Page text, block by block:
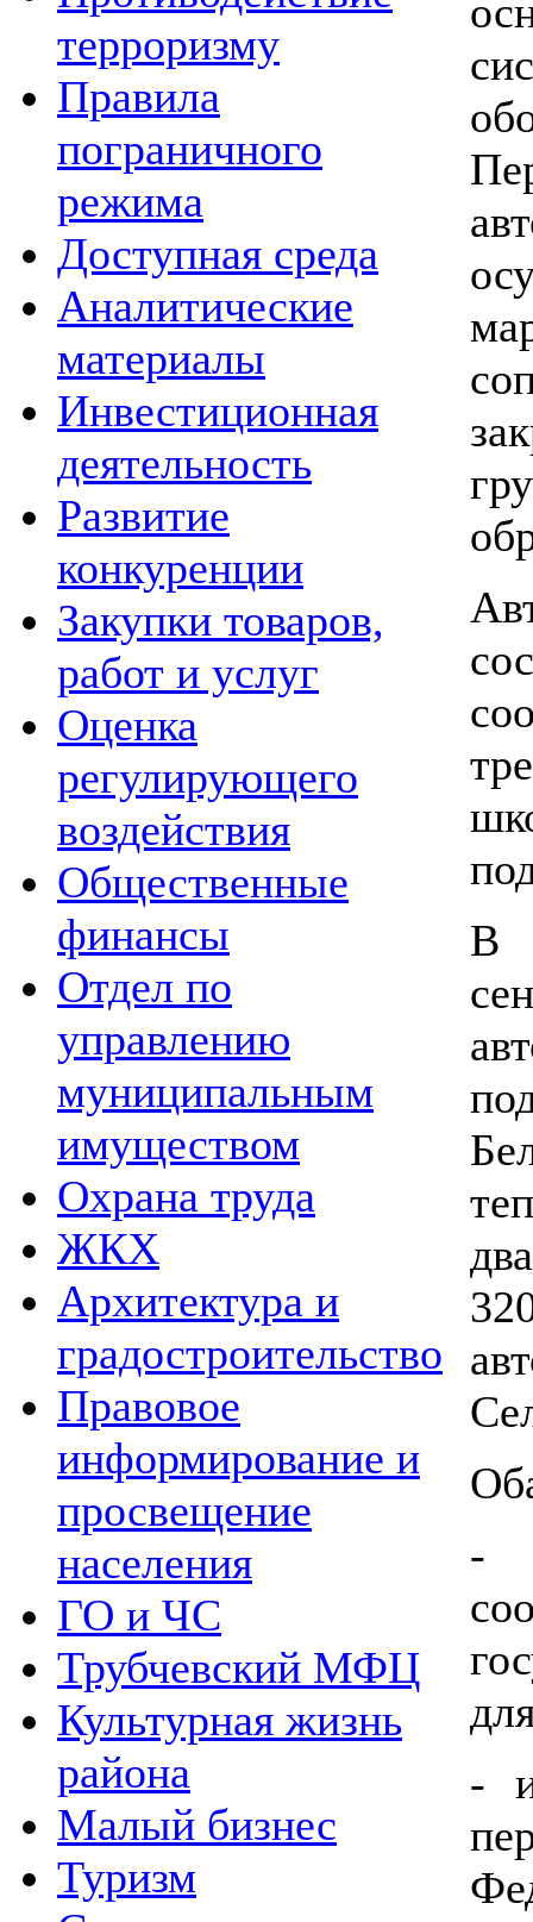
терроризму
Правила
пограничного
режима
Доступная среда
Аналитические
материалы
Инвестиционная
деятельность
Развитие
конкуренции
Закупки товаров,
работ и услуг
Оценка
регулирующего
воздействия
Общественные
финансы
Отдел по
управлению
муниципальным
имуществом
Охрана труда
ЖКХ
Архитектура и
градостроительство
Правовое
информирование и
просвещение
населения
ГО и ЧС
Трубчевский МФЦ
Культурная жизнь
района
Малый бизнес
Туризм
В
-
-